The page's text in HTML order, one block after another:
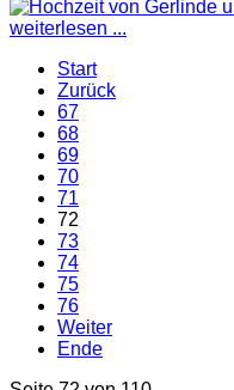
weiterlesen ...
Start
Zurück
67
68
69
70
71
72
73
74
75
76
Weiter
Ende